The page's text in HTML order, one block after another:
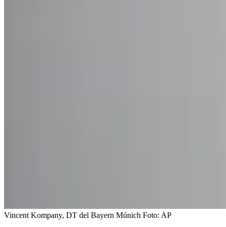
Vincent Kompany, DT del Bayern Múnich Foto: AP